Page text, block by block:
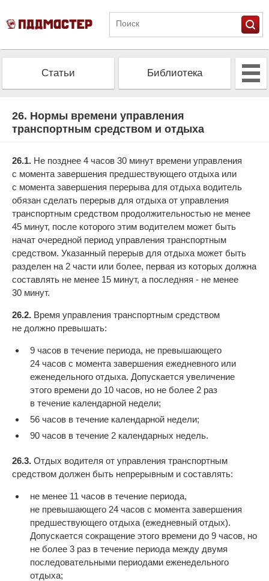
Статьи Библиотека
26. Нормы времени управления
транспортным средством и отдыха
26.1. Не позднее 4 часов 30 минут времени управления
с момента завершения предшествующего отдыха или
с момента завершения перерыва для отдыха водитель
обязан сделать перерыв для отдыха от управления
транспортным средством продолжительностью не менее
45 минут, после которого этим водителем может быть
начат очередной период управления транспортным
средством. Указанный перерыв для отдыха может быть
разделен на 2 части или более, первая из которых должна
составлять не менее 15 минут, а последняя - не менее
30 минут.
26.2. Время управления транспортным средством
не должно превышать:
9 часов в течение периода, не превышающего
24 часов с момента завершения ежедневного или
еженедельного отдыха. Допускается увеличение
этого времени до 10 часов, но не более 2 раз
в течение календарной недели;
56 часов в течение календарной недели;
90 часов в течение 2 календарных недель.
26.3. Отдых водителя от управления транспортным
средством должен быть непрерывным и составлять:
не менее 11 часов в течение периода,
не превышающего 24 часов с момента завершения
предшествующего отдыха (ежедневный отдых).
Допускается сокращение этого времени до 9 часов, но
не более 3 раз в течение периода между двумя
последовательными периодами еженедельного
отдыха;